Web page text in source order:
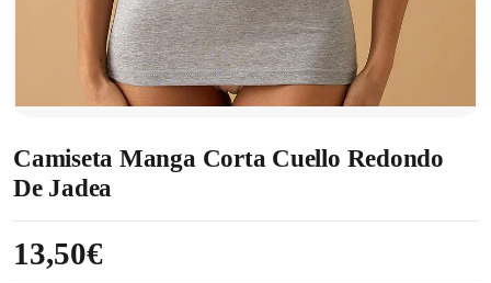
Camiseta Manga Corta Cuello Redondo
De Jadea
13,50€